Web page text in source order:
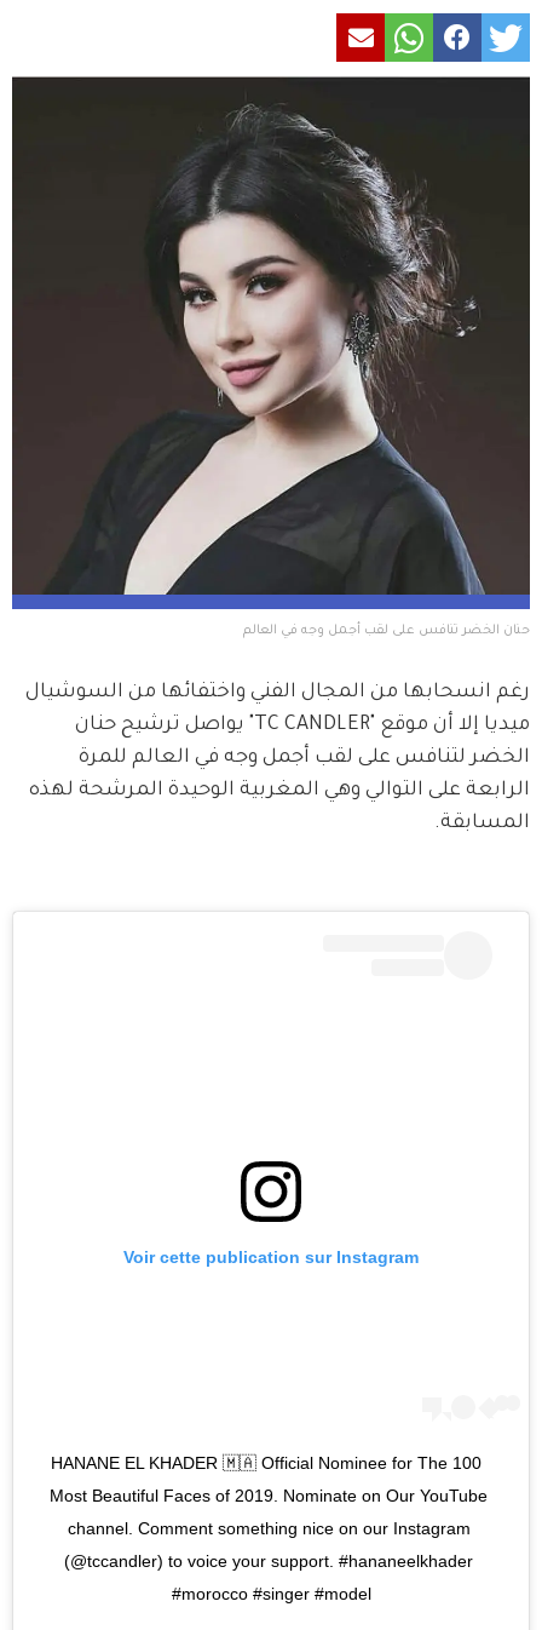
حنان الخضر تنافس على لقب أجمل وجه في العالم
رغم انسحابها من المجال الفني واختفائها من السوشيال
ميديا إلا أن موقع "TC CANDLER" يواصل ترشيح حنان
الخضر لتنافس على لقب أجمل وجه في العالم للمرة
الرابعة على التوالي وهي المغربية الوحيدة المرشحة لهذه
المسابقة.
Voir cette publication sur Instagram
HANANE EL KHADER 🇲🇦 Official Nominee for The 100
Most Beautiful Faces of 2019. Nominate on Our YouTube
channel. Comment something nice on our Instagram
(@tccandler) to voice your support. #hananeelkhader
#morocco #singer #model